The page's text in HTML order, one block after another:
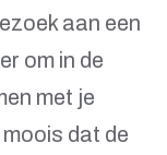
aan een
om in de
met je
dat de